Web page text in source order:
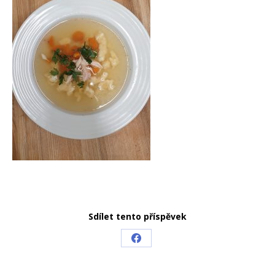
Sdílet tento příspěvek
Share